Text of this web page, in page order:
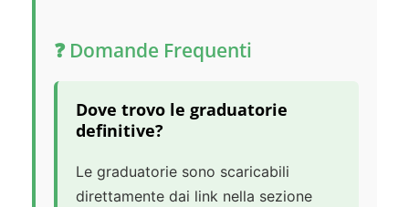
❓ Domande Frequenti
Dove trovo le graduatorie
definitive?
Le graduatorie sono scaricabili
direttamente dai link nella sezione